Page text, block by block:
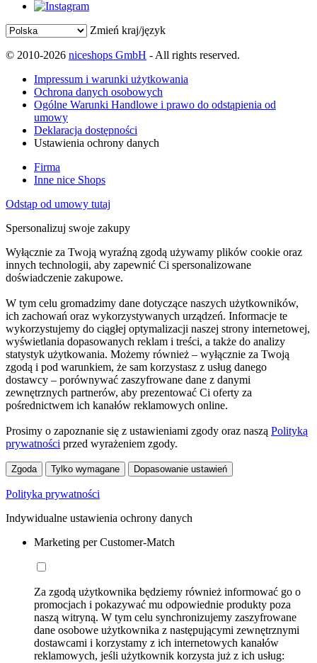
Zmień kraj/język
© 2010-2026 niceshops GmbH - All rights reserved.
Impressum i warunki użytkowania
Ochrona danych osobowych
Ogólne Warunki Handlowe i prawo do odstąpienia od
umowy
Deklaracja dostępności
Ustawienia ochrony danych
Firma
Inne nice Shops
Odstąp od umowy tutaj
Spersonalizuj swoje zakupy
Wyłącznie za Twoją wyraźną zgodą używamy plików cookie oraz
innych technologii, aby zapewnić Ci spersonalizowane
doświadczenie zakupowe.
W tym celu gromadzimy dane dotyczące naszych użytkowników,
ich zachowań oraz wykorzystywanych urządzeń. Informacje te
wykorzystujemy do ciągłej optymalizacji naszej strony internetowej,
wyświetlania dopasowanych reklam i treści, a także do analizy
statystyk użytkowania. Możemy również – wyłącznie za Twoją
zgodą i pod warunkiem, że sam korzystasz z usług danego
dostawcy – porównywać zaszyfrowane dane z danymi
zewnętrznych partnerów, aby prezentować Ci oferty za
pośrednictwem ich kanałów reklamowych online.
Prosimy o zapoznanie się z ustawieniami zgody oraz naszą Polityką
prywatności przed wyrażeniem zgody.
Zgoda Tylko wymagane Dopasowanie ustawień
Polityka prywatności
Indywidualne ustawienia ochrony danych
Marketing per Customer-Match
Za zgodą użytkownika będziemy również informować go o
promocjach i pokazywać mu odpowiednie produkty poza
naszą witryną. W tym celu synchronizujemy zaszyfrowane
dane osobowe użytkownika z następującymi zewnętrznymi
dostawcami i korzystamy z ich internetowych kanałów
reklamowych, jeśli użytkownik korzysta już z ich usług: